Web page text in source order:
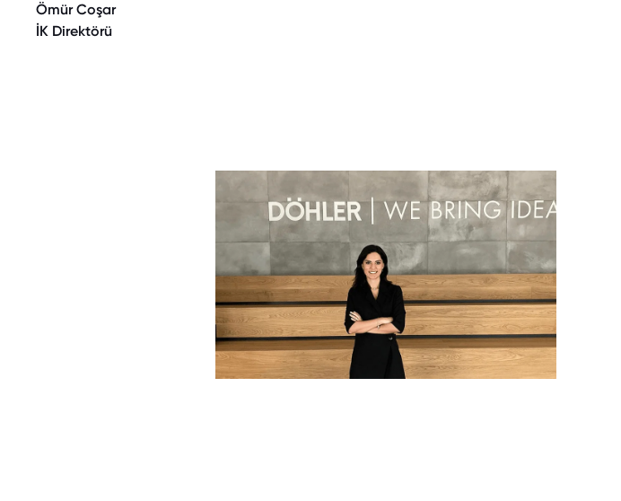
Ömür Coşar
İK Direktörü